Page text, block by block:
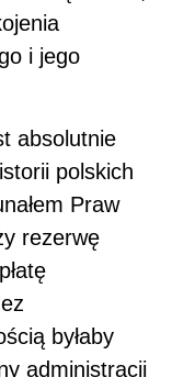
i jego
absolutnie
polskich
Praw
rezerwę
byłaby
administracji